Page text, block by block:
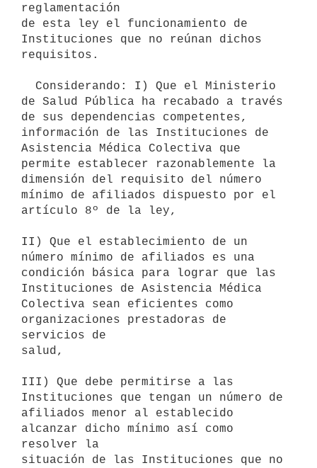
reglamentación
de esta ley el funcionamiento de
Instituciones que no reúnan dichos
requisitos.
de Salud Pública ha recabado a través
de sus dependencias competentes,
información de las Instituciones de
Asistencia Médica Colectiva que
permite establecer razonablemente la
dimensión del requisito del número
mínimo de afiliados dispuesto por el
artículo 8º de la ley,
II) Que el establecimiento de un
número mínimo de afiliados es una
condición básica para lograr que las
Instituciones de Asistencia Médica
Colectiva sean eficientes como
organizaciones prestadoras de
servicios de
salud,
III) Que debe permitirse a las
Instituciones que tengan un número de
afiliados menor al establecido
alcanzar dicho mínimo así como
resolver la
situación de las Instituciones que no